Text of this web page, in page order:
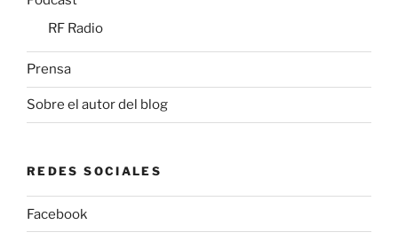
RF Radio
Prensa
Sobre el autor del blog
REDES SOCIALES
Facebook